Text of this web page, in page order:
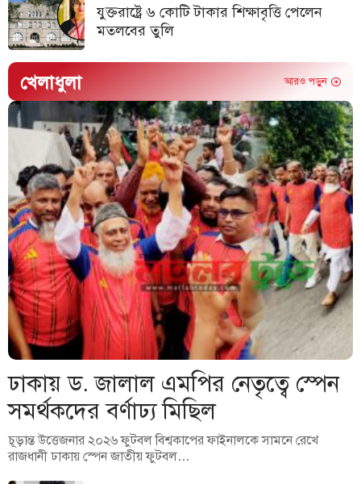
যুক্তরাষ্ট্রে ৬ কোটি টাকার শিক্ষাবৃত্তি পেলেন
মতলবের তুলি
খেলাধুলা আরও পড়ুন
ঢাকায় ড. জালাল এমপির নেতৃত্বে স্পেন
সমর্থকদের বর্ণাঢ্য মিছিল
চূড়ান্ত উত্তেজনার ২০২৬ ফুটবল বিশ্বকাপের ফাইনালকে সামনে রেখে
রাজধানী ঢাকায় স্পেন জাতীয় ফুটবল…